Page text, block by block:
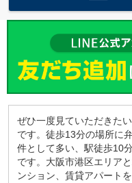
ぜひ一度見ていただきた
です。徒歩13分の場所に
件として多い、駅徒歩10
です。大阪市港区エリア
ンション、賃貸アパート